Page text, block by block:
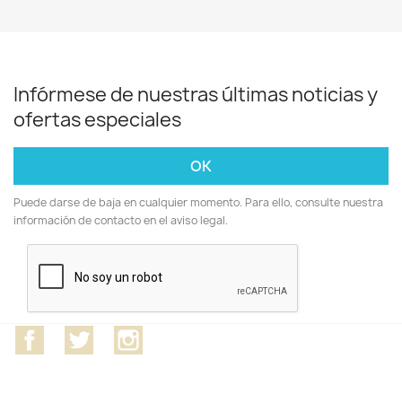
Infórmese de nuestras últimas noticias y
ofertas especiales
Puede darse de baja en cualquier momento. Para ello, consulte nuestra
información de contacto en el aviso legal.
FacebookTwitter